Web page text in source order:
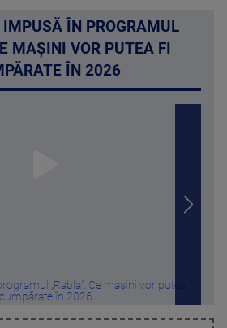
ÎN PROGRAMUL
MAȘINI VOR PUTEA FI
ÎN 2026
„Rabla”. Ce mașini vor putea fi
cumpărate în 2026